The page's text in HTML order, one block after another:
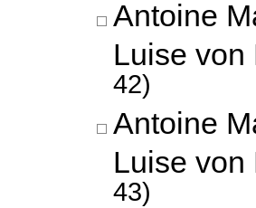
Antoine
Luise von
42)
Antoine
Luise von
43)